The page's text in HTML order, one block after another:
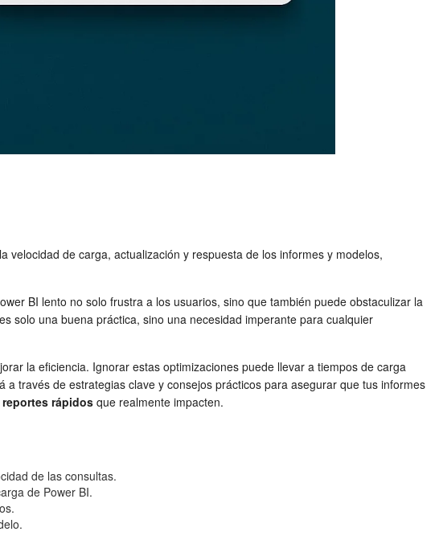
de carga, actualización y respuesta de los informes y modelos,
BI lento no solo frustra a los usuarios, sino que también puede obstaculizar la
solo una buena práctica, sino una necesidad imperante para cualquier
la eficiencia. Ignorar estas optimizaciones puede llevar a tiempos de carga
través de estrategias clave y consejos prácticos para asegurar que tus informes
reportes rápidos que realmente impacten.
de las consultas.
de Power BI.